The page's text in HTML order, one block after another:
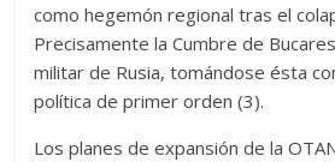
como hegemón regional tras el
Precisamente la Cumbre de
militar de Rusia, tomándose ésta
política de primer orden (3).
Los planes de expansión de la